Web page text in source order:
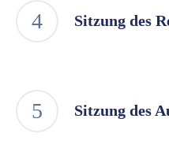
Sitzung des
Sitzung des